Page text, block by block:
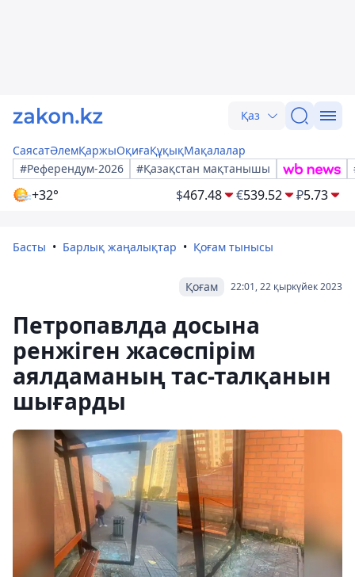
Қаз
СаясатӘлемҚаржыОқиғаҚұқықМақалалар
#Референдум-2026
#Қазақстан мақтанышы
+32° $467.48 €539.52 ₽5.73
Басты Барлық жаңалықтар Қоғам тынысы
22:01, 22 қыркүйек 2023
Қоғам
Петропавлда досына
ренжіген жасөспірім
аялдаманың тас-талқанын
шығарды